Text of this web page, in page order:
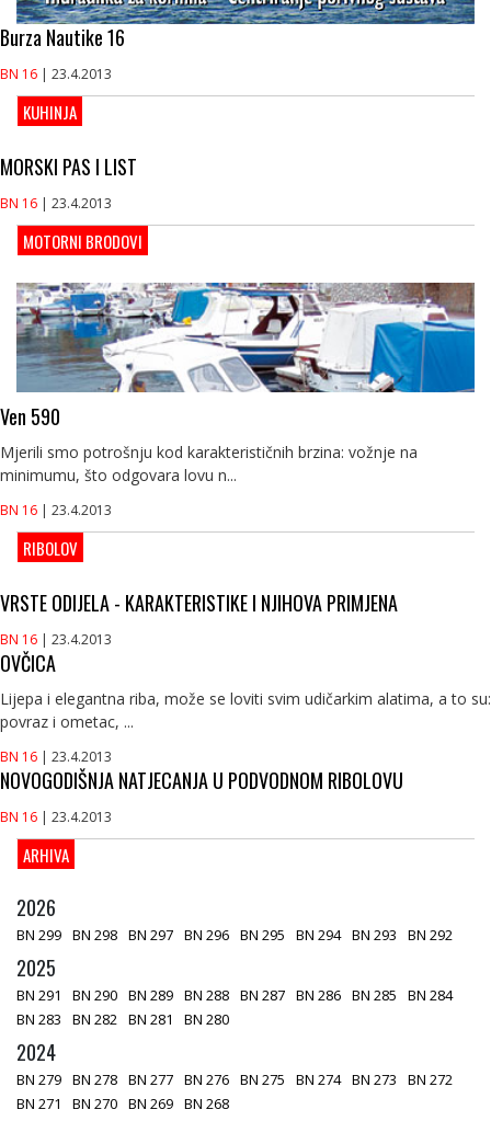
Burza Nautike 16
BN 16 | 23.4.2013
KUHINJA
MORSKI PAS I LIST
BN 16 | 23.4.2013
MOTORNI BRODOVI
Ven 590
Mjerili smo potrošnju kod karakterističnih brzina: vožnje na
minimumu, što odgovara lovu n...
BN 16 | 23.4.2013
RIBOLOV
VRSTE ODIJELA - KARAKTERISTIKE I NJIHOVA PRIMJENA
BN 16 | 23.4.2013
OVČICA
Lijepa i elegantna riba, može se loviti svim udičarkim alatima, a to su:
povraz i ometac, ...
BN 16 | 23.4.2013
NOVOGODIŠNJA NATJECANJA U PODVODNOM RIBOLOVU
BN 16 | 23.4.2013
ARHIVA
2026
BN 299 BN 298 BN 297 BN 296 BN 295 BN 294 BN 293 BN 292
2025
BN 291 BN 290 BN 289 BN 288 BN 287 BN 286 BN 285
BN 284
BN 283
BN 282 BN 281 BN 280
2024
BN 279 BN 278 BN 277 BN 276 BN 275 BN 274 BN 273
BN 272
BN 271
BN 270 BN 269 BN 268